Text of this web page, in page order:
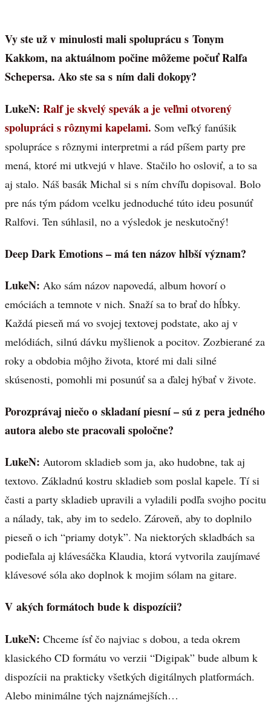
Vy ste už v minulosti mali spoluprácu s Tonym
Kakkom, na aktuálnom počine môžeme počuť Ralfa
Schepersa. Ako ste sa s ním dali dokopy?
LukeN: Ralf je skvelý spevák a je veľmi otvorený
spolupráci s rôznymi kapelami. Som veľký fanúšik
spolupráce s rôznymi interpretmi a rád píšem party pre
mená, ktoré mi utkvejú v hlave. Stačilo ho osloviť, a to sa
aj stalo. Náš basák Michal si s ním chvíľu dopisoval. Bolo
pre nás tým pádom vcelku jednoduché túto ideu posunúť
Ralfovi. Ten súhlasil, no a výsledok je neskutočný!
Deep Dark Emotions – má ten názov hlbší význam?
LukeN: Ako sám názov napovedá, album hovorí o
emóciách a temnote v nich. Snaží sa to brať do hĺbky.
Každá pieseň má vo svojej textovej podstate, ako aj v
melódiách, silnú dávku myšlienok a pocitov. Zozbierané za
roky a obdobia môjho života, ktoré mi dali silné
skúsenosti, pomohli mi posunúť sa a ďalej hýbať v živote.
Porozprávaj niečo o skladaní piesní – sú z pera jedného
autora alebo ste pracovali spoločne?
LukeN: Autorom skladieb som ja, ako hudobne, tak aj
textovo. Základnú kostru skladieb som poslal kapele. Tí si
časti a party skladieb upravili a vyladili podľa svojho pocitu
a nálady, tak, aby im to sedelo. Zároveň, aby to doplnilo
pieseň o ich “priamy dotyk”. Na niektorých skladbách sa
podieľala aj klávesáčka Klaudia, ktorá vytvorila zaujímavé
klávesové sóla ako doplnok k mojim sólam na gitare.
V akých formátoch bude k dispozícii?
LukeN: Chceme ísť čo najviac s dobou, a teda okrem
klasického CD formátu vo verzii “Digipak” bude album k
dispozícii na prakticky všetkých digitálnych platformách.
Alebo minimálne tých najznámejších…